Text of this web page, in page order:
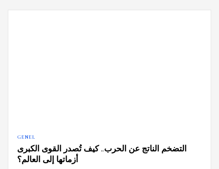
GENEL
التضخم الناتج عن الحرب.. كيف تُصدر القوى الكبرى
أزماتها إلى العالم؟